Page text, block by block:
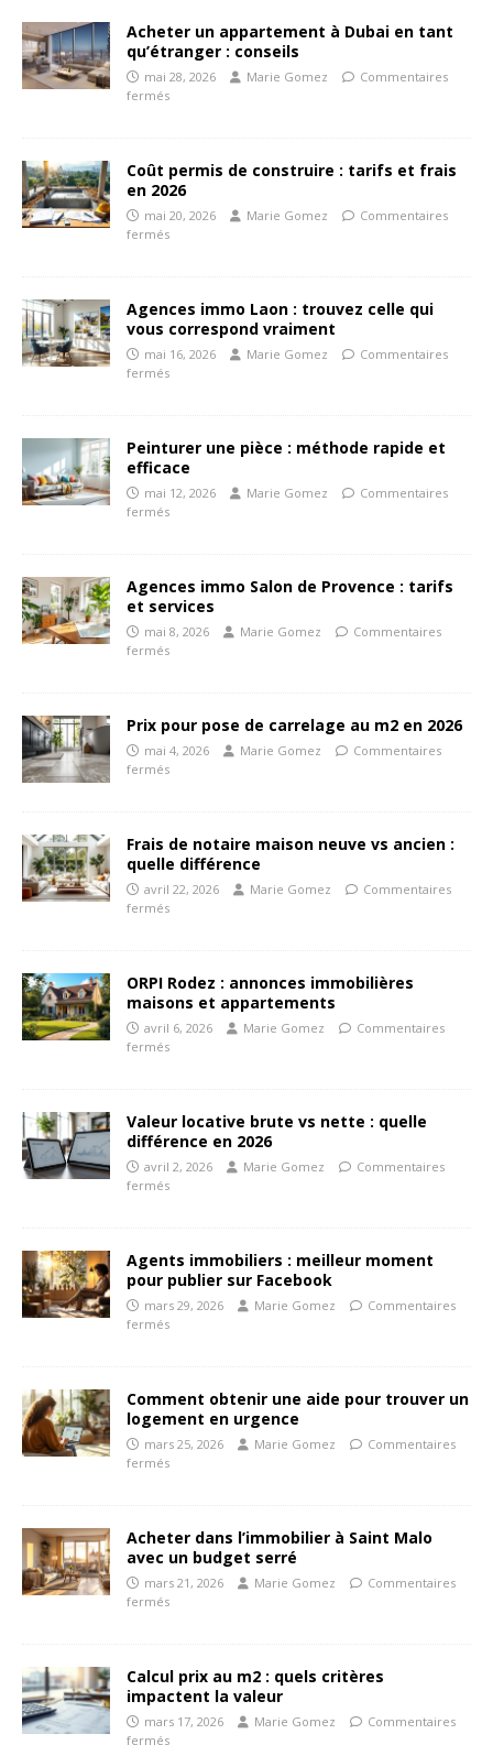
Acheter un appartement à Dubai en tant
qu’étranger : conseils
mai 28, 2026 Marie Gomez
Commentaires
fermés
Coût permis de construire : tarifs et frais
en 2026
mai 20, 2026 Marie Gomez
Commentaires
fermés
Agences immo Laon : trouvez celle qui
vous correspond vraiment
mai 16, 2026 Marie Gomez
Commentaires
fermés
Peinturer une pièce : méthode rapide et
efficace
mai 12, 2026 Marie Gomez
Commentaires
fermés
Agences immo Salon de Provence : tarifs
et services
mai 8, 2026 Marie Gomez
Commentaires
fermés
Prix pour pose de carrelage au m2 en 2026
mai 4, 2026 Marie Gomez
Commentaires
fermés
Frais de notaire maison neuve vs ancien :
quelle différence
avril 22, 2026 Marie Gomez
Commentaires
fermés
ORPI Rodez : annonces immobilières
maisons et appartements
avril 6, 2026 Marie Gomez
Commentaires
fermés
Valeur locative brute vs nette : quelle
différence en 2026
avril 2, 2026 Marie Gomez
Commentaires
fermés
Agents immobiliers : meilleur moment
pour publier sur Facebook
mars 29, 2026 Marie Gomez
Commentaires
fermés
Comment obtenir une aide pour trouver un
logement en urgence
mars 25, 2026 Marie Gomez
Commentaires
fermés
Acheter dans l’immobilier à Saint Malo
avec un budget serré
mars 21, 2026 Marie Gomez
Commentaires
fermés
Calcul prix au m2 : quels critères
impactent la valeur
mars 17, 2026 Marie Gomez
Commentaires
fermés